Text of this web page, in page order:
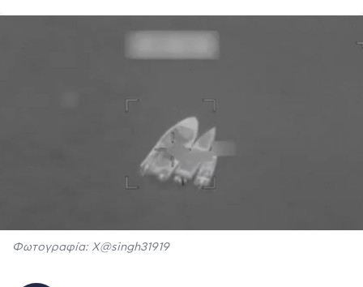
Φωτογραφία: Χ@singh31919